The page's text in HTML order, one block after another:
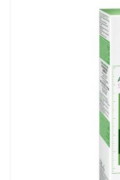
Dieetbeperkingen